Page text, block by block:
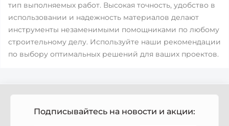
тип выполняемых работ. Высокая точность, удобство в
использовании и надежность материалов делают
инструменты незаменимыми помощниками по любому
строительному делу. Используйте наши рекомендации
по выбору оптимальных решений для ваших проектов.
Подписывайтесь на новости и акции: